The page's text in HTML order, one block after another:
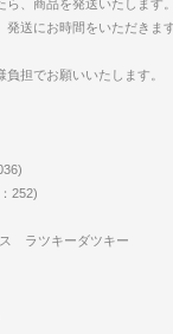
、商品を発送いたします。
送にお時間をいただきま
担でお願いいたします。
252)
ラツキーダツキー